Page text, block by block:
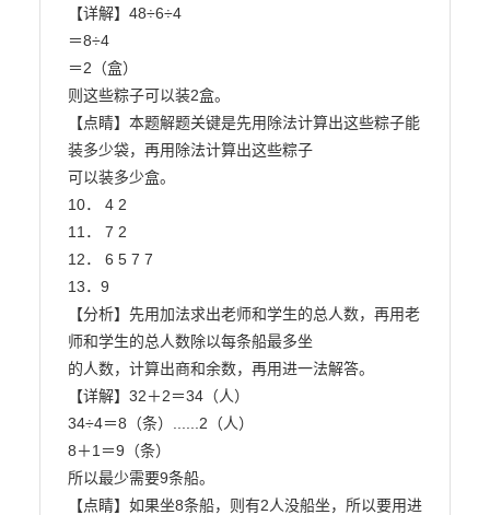
【详解】48÷6÷4
＝8÷4
＝2（盒）
则这些粽子可以装2盒。
【点睛】本题解题关键是先用除法计算出这些粽子能
装多少袋，再用除法计算出这些粽子
可以装多少盒。
10． 4 2
11． 7 2
12． 6 5 7 7
13．9
【分析】先用加法求出老师和学生的总人数，再用老
师和学生的总人数除以每条船最多坐
的人数，计算出商和余数，再用进一法解答。
【详解】32＋2＝34（人）
34÷4＝8（条）......2（人）
8＋1＝9（条）
所以最少需要9条船。
【点睛】如果坐8条船，则有2人没船坐，所以要用进